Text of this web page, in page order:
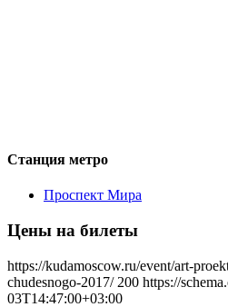
Станция метро
Проспект Мира
Цены на билеты
https://kudamoscow.ru/event/art-
chudesnogo-2017/ 200 https://
03T14:47:00+03:00